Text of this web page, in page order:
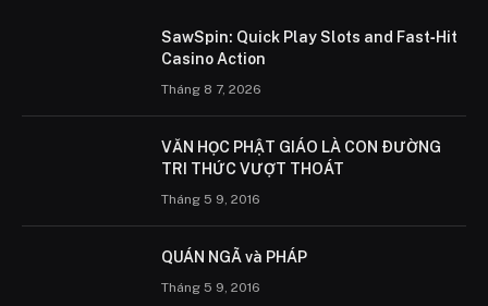
SawSpin: Quick Play Slots and Fast‑Hit
Casino Action
Tháng 8 7, 2026
VĂN HỌC PHẬT GIÁO LÀ CON ÐƯỜNG
TRI THỨC VƯỢT THOÁT
Tháng 5 9, 2016
QUÁN NGÃ và PHÁP
Tháng 5 9, 2016